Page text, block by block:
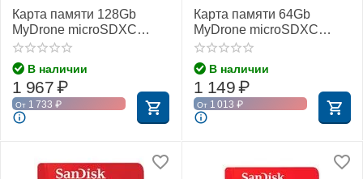
Карта памяти 128Gb
MyDrone microSDXC
Class 10 UHS-I U3
(MIXZA)
В наличии
1 967₽
От 1 733 ₽
Карта памяти 64Gb
MyDrone microSDXC
Class 10 UHS-I U3
(MIXZA)
В наличии
1 149₽
От 1 013 ₽